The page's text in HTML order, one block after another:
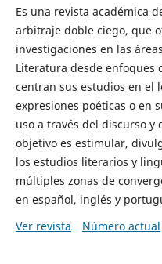
Es una revista académica
arbitraje doble ciego, que
investigaciones en las
Literatura desde enfoques
centran sus estudios en el
expresiones poéticas o en
uso a través del discurso y
objetivo es estimular,
los estudios literarios y
múltiples zonas de
en español, inglés y
Ver revista
Número actual